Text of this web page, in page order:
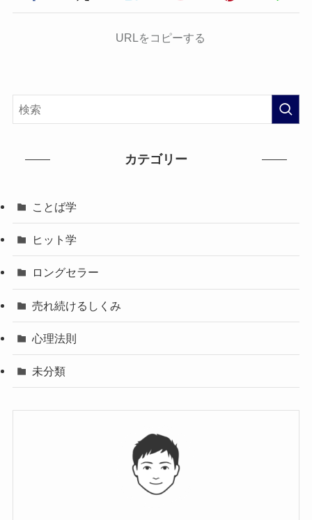
URLをコピーする
カテゴリー
ことば学
ヒット学
ロングセラー
売れ続けるしくみ
心理法則
未分類